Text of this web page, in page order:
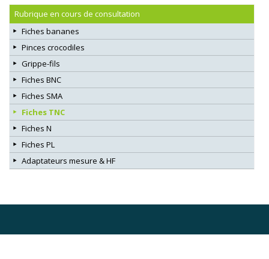
Rubrique en cours de consultation
Fiches bananes
Pinces crocodiles
Grippe-fils
Fiches BNC
Fiches SMA
Fiches TNC
Fiches N
Fiches PL
Adaptateurs mesure & HF